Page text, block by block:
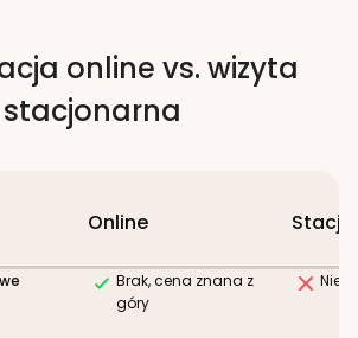
online vs. wizyta
stacjonarna
Online
Brak, cena znana z
góry